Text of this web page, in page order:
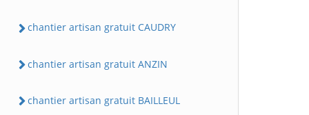
chantier artisan gratuit CAUDRY
chantier artisan gratuit ANZIN
chantier artisan gratuit BAILLEUL